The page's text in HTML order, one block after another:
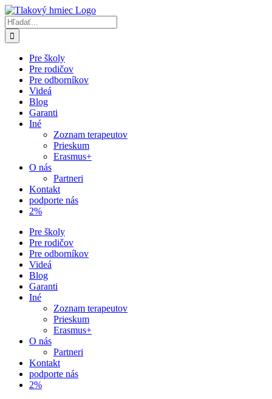
Skip
to
content
Facebook
YouTube
Spotify
Hľadať:
Pre školy
Pre rodičov
Pre odborníkov
Videá
Blog
Garanti
Iné
Zoznam terapeutov
Prieskum
Erasmus+
O nás
Partneri
Kontakt
podporte nás
2%
Pre školy
Pre rodičov
Pre odborníkov
Videá
Blog
Garanti
Iné
Zoznam terapeutov
Prieskum
Erasmus+
O nás
Partneri
Kontakt
podporte nás
2%